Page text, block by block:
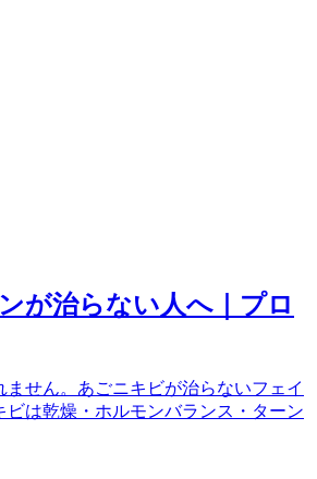
が治らない人へ｜プロ
せん。あごニキビが治らないフェイ
は乾燥・ホルモンバランス・ターン